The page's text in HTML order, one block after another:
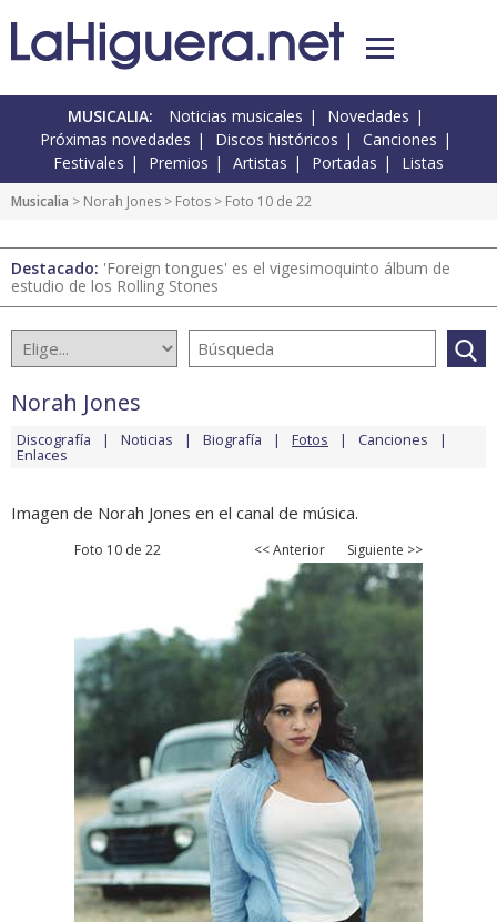
MUSICALIA: Noticias musicales
Novedades
Próximas novedades
Discos históricos
Canciones
Festivales
Premios Artistas Portadas Listas
Musicalia > Norah Jones > Fotos > Foto 10 de 22
Destacado: 'Foreign tongues' es el vigesimoquinto álbum de
estudio de los Rolling Stones
Norah Jones
Discografía Noticias Biografía Fotos Canciones
Enlaces
Imagen de Norah Jones en el canal de música.
Foto 10 de 22 << Anterior Siguiente >>